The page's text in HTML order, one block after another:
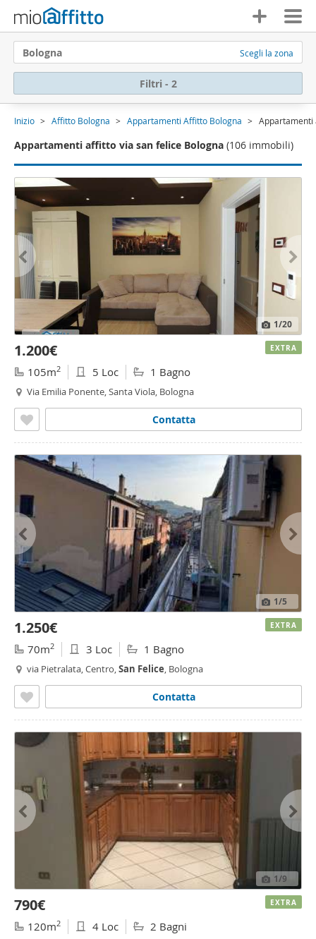
Bologna Scegli la zona
Filtri - 2
Inizio Affitto Bologna Appartamenti Affitto Bologna Appartamenti
Appartamenti affitto via san felice Bologna (106 immobili)
1/20
1.200€
105m2 5 Loc 1 Bagno
Via Emilia Ponente, Santa Viola, Bologna
Contatta
EXTRA
1/5
1.250€
70m2 3 Loc 1 Bagno
via Pietralata, Centro,San Felice, Bologna
Contatta
EXTRA
1/9
790€
120m2 4 Loc 2 Bagni
EXTRA